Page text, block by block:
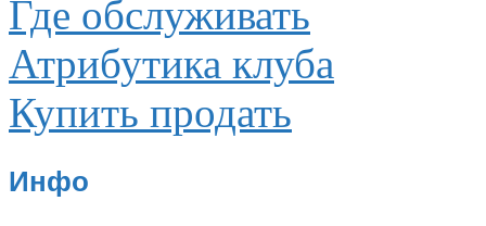
Где обслуживать
Атрибутика клуба
Купить продать
Инфо